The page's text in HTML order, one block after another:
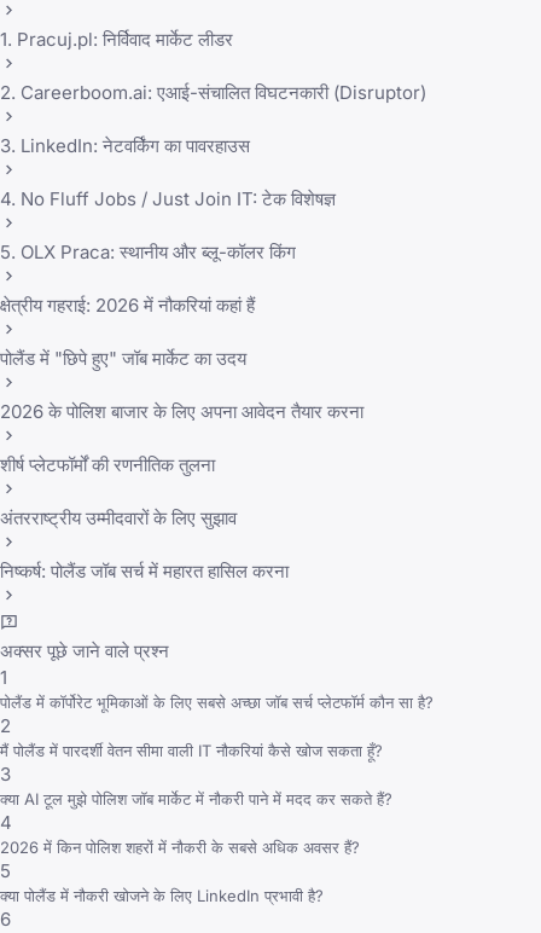
1. Pracuj.pl: निर्विवाद मार्केट लीडर
2. Careerboom.ai: एआई-संचालित विघटनकारी (Disruptor)
3. LinkedIn: नेटवर्किंग का पावरहाउस
4. No Fluff Jobs / Just Join IT: टेक विशेषज्ञ
5. OLX Praca: स्थानीय और ब्लू-कॉलर किंग
क्षेत्रीय गहराई: 2026 में नौकरियां कहां हैं
पोलैंड में "छिपे हुए" जॉब मार्केट का उदय
2026 के पोलिश बाजार के लिए अपना आवेदन तैयार करना
शीर्ष प्लेटफॉर्मों की रणनीतिक तुलना
अंतरराष्ट्रीय उम्मीदवारों के लिए सुझाव
निष्कर्ष: पोलैंड जॉब सर्च में महारत हासिल करना
अक्सर पूछे जाने वाले प्रश्न
1
पोलैंड में कॉर्पोरेट भूमिकाओं के लिए सबसे अच्छा जॉब सर्च प्लेटफॉर्म कौन सा है?
2
मैं पोलैंड में पारदर्शी वेतन सीमा वाली IT नौकरियां कैसे खोज सकता हूँ?
3
क्या AI टूल मुझे पोलिश जॉब मार्केट में नौकरी पाने में मदद कर सकते हैं?
4
2026 में किन पोलिश शहरों में नौकरी के सबसे अधिक अवसर हैं?
5
क्या पोलैंड में नौकरी खोजने के लिए LinkedIn प्रभावी है?
6